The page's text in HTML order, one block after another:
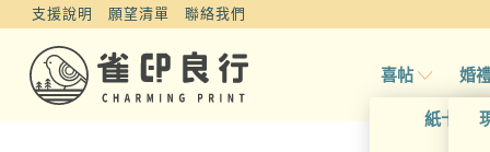
支援說明 願望清單 聯絡我們
喜帖
紙卡喜帖
婚